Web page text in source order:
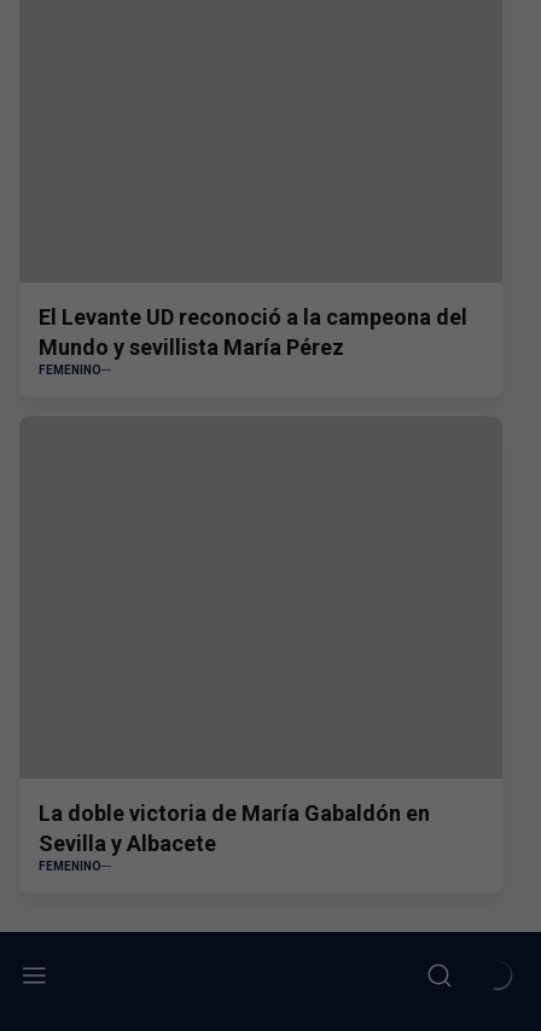
El Levante UD reconoció a la campeona del
Mundo y sevillista María Pérez
FEMENINO
La doble victoria de María Gabaldón en
Sevilla y Albacete
FEMENINO